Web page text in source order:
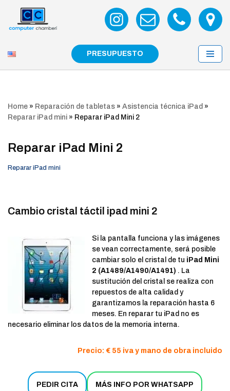
Saltar
PRESUPUESTO
Home » Reparación de tabletas » Asistencia técnica iPad »
Reparar iPad mini » Reparar iPad Mini 2
Reparar iPad Mini 2
Reparar iPad mini
Cambio cristal táctil ipad mini 2
Si la pantalla funciona y las imágenes
se vean correctamente, será posible
cambiar solo el cristal de tu iPad Mini
2 (A1489/A1490/A1491) . La
sustitución del cristal se realiza con
repuestos de alta calidad y
garantizamos la reparación hasta 6
meses. En reparar tu iPad no es
necesario eliminar los datos de la memoria interna.
Precio: € 55 iva y mano de obra incluido
PEDIR CITA MÁS INFO POR WHATSAPP